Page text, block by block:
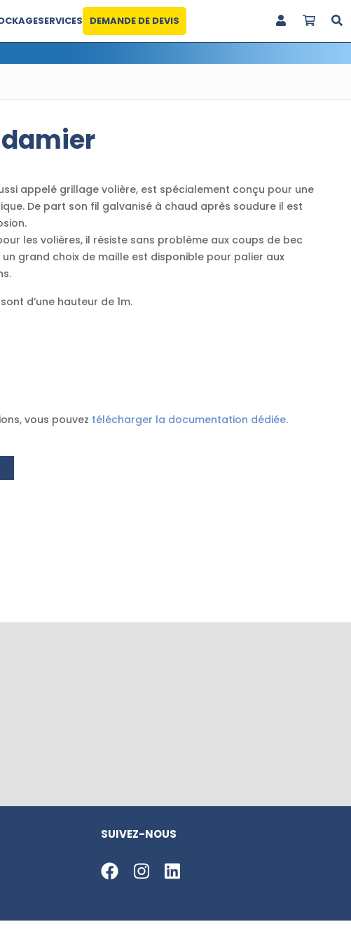
SERVICES DEMANDE DE DEVIS
appelé grillage volière, est spécialement conçu pour une
De part son fil galvanisé à chaud après soudure il est
les volières, il résiste sans problème aux coups de bec
un grand choix de maille est disponible pour palier aux
d’une hauteur de 1m.
vous pouvez télécharger la documentation dédiée.
SUIVEZ-NOUS